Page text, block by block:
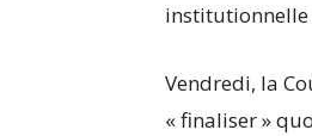
institutionnelle
Vendredi, la
« finaliser »